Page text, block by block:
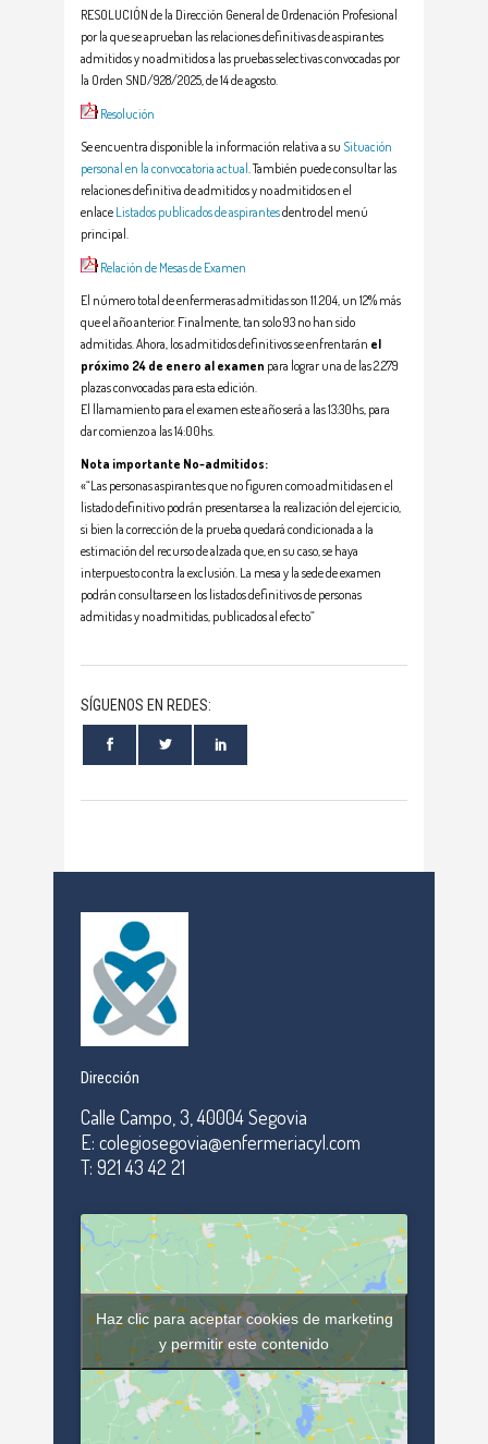
RESOLUCIÓN de la Dirección General de Ordenación Profesional
por la que se aprueban las relaciones definitivas de aspirantes
admitidos y no admitidos a las pruebas selectivas convocadas por
la Orden SND/928/2025, de 14 de agosto.
Resolución
Se encuentra disponible la información relativa a su Situación
personal en la convocatoria actual . También puede consultar las
relaciones definitiva de admitidos y no admitidos en el
enlace Listados publicados de aspirantesdentro del menú
principal.
Relación de Mesas de Examen
El número total de enfermeras admitidas son 11.204, un 12% más
que el año anterior. Finalmente, tan solo 93 no han sido
admitidas. Ahora, los admitidos definitivos se enfrentarán el
próximo 24 de enero al examen para lograr una de las 2.279
plazas convocadas para esta edición.
El llamamiento para el examen este año será a las 13:30hs, para
dar comienzo a las 14:00hs.
Nota importante No-admitidos:
«“Las personas aspirantes que no figuren como admitidas en el
listado definitivo podrán presentarse a la realización del ejercicio,
si bien la corrección de la prueba quedará condicionada a la
estimación del recurso de alzada que, en su caso, se haya
interpuesto contra la exclusión. La mesa y la sede de examen
podrán consultarse en los listados definitivos de personas
admitidas y no admitidas, publicados al efecto”
SÍGUENOS EN REDES:
Dirección
Calle Campo, 3, 40004 Segovia
E: colegiosegovia@enfermeriacyl.com
T: 921 43 42 21
Haz clic para aceptar cookies de marketing
y permitir este contenido